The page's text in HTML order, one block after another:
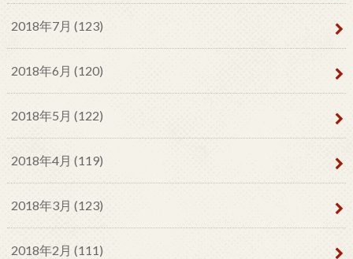
2018年7月 (123)
2018年6月 (120)
2018年5月 (122)
2018年4月 (119)
2018年3月 (123)
2018年2月 (111)